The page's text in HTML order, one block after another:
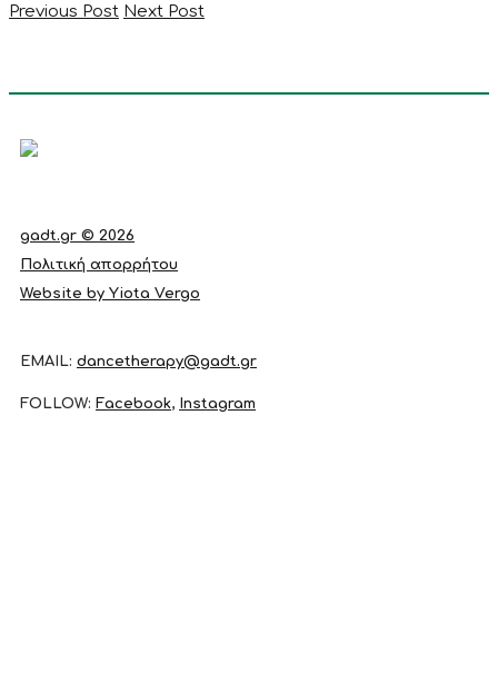
Previous Post Next Post
gadt.gr © 2026
Πολιτική απορρήτου
Website by Yiota Vergo
EMAIL: dancetherapy@gadt.gr
FOLLOW: Facebook, Instagram